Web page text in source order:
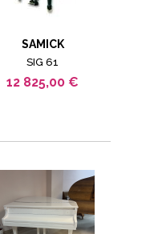
SAMICK
SIG 61
12 825,00 €